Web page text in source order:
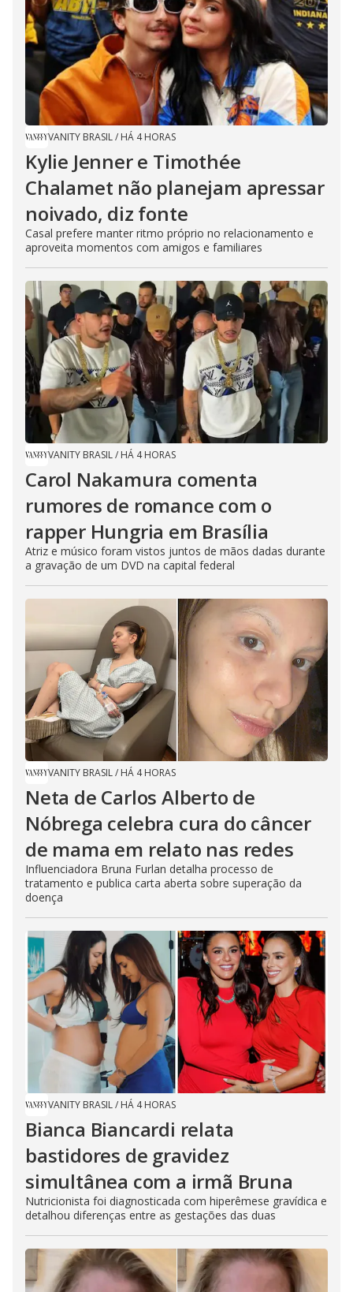
VANITY BRASIL/ HÁ 4 HORAS
Kylie Jenner e Timothée
Chalamet não planejam apressar
noivado, diz fonte
Casal prefere manter ritmo próprio no relacionamento e
aproveita momentos com amigos e familiares
VANITY BRASIL/ HÁ 4 HORAS
Carol Nakamura comenta
rumores de romance com o
rapper Hungria em Brasília
Atriz e músico foram vistos juntos de mãos dadas durante
a gravação de um DVD na capital federal
VANITY BRASIL/ HÁ 4 HORAS
Neta de Carlos Alberto de
Nóbrega celebra cura do câncer
de mama em relato nas redes
Influenciadora Bruna Furlan detalha processo de
tratamento e publica carta aberta sobre superação da
doença
VANITY BRASIL/ HÁ 4 HORAS
Bianca Biancardi relata
bastidores de gravidez
simultânea com a irmã Bruna
Nutricionista foi diagnosticada com hiperêmese gravídica e
detalhou diferenças entre as gestações das duas